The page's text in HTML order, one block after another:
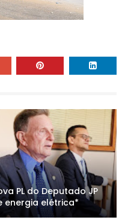
PL do Deputado JP
energia elétrica*